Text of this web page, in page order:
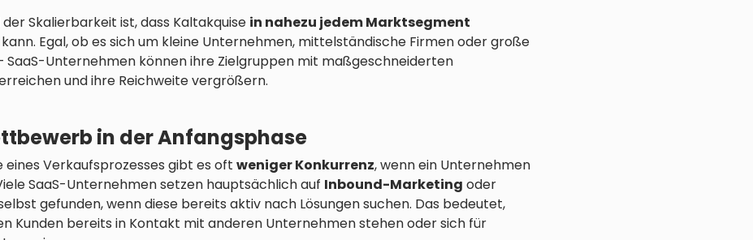
Skalierbarkeit ist, dass Kaltakquise in nahezu jedem Marktsegment
Egal, ob es sich um kleine Unternehmen, mittelständische Firmen oder große
SaaS-Unternehmen können ihre Zielgruppen mit maßgeschneiderten
und ihre Reichweite vergrößern.
in der Anfangsphase
eines Verkaufsprozesses gibt es oft weniger Konkurrenz, wenn ein Unternehmen
SaaS-Unternehmen setzen hauptsächlich auf Inbound-Marketing oder
gefunden, wenn diese bereits aktiv nach Lösungen suchen. Das bedeutet,
Kunden bereits in Kontakt mit anderen Unternehmen stehen oder sich für